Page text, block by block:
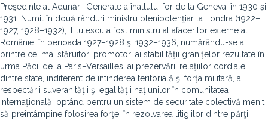
Preşedinte al Adunării Generale a înaltului for de la Geneva: în 1930 şi
1931. Numit în două rânduri ministru plenipotenţiar la Londra (1922–
1927, 1928–1932), Titulescu a fost ministru al afacerilor externe al
României în perioada 1927–1928 şi 1932–1936, numărându-se a
printre cei mai stăruitori promotori ai stabilităţii graniţelor rezultate în
urma Păcii de la Paris–Versailles, ai prezervării relaţiilor cordiale
dintre state, indiferent de întinderea teritorială şi forţa militară, ai
respectării suveranităţii şi egalităţii naţiunilor în comunitatea
internaţională, optând pentru un sistem de securitate colectivă menit
să preîntâmpine folosirea forţei în rezolvarea litigiilor dintre părţi.